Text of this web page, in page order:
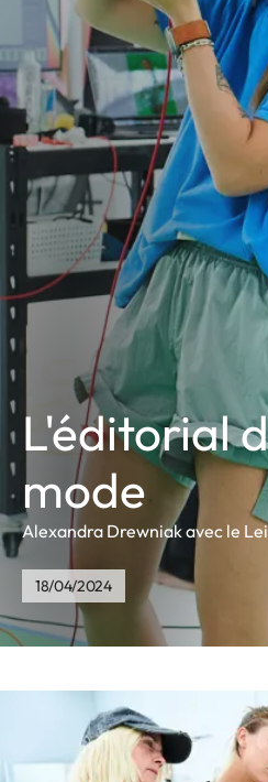
L'éditorial
mode
Alexandra Drewniak avec le
18/04/2024